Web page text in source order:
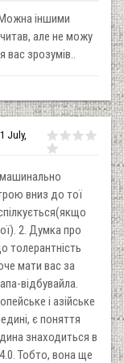
іншими
але не можу
вас зрозумів..
July,
вниз до тої
2. Думка про
толерантність
мати вас за
відбувайла.
і азійське
є поняття
знаходиться в
Тобто, вона ще